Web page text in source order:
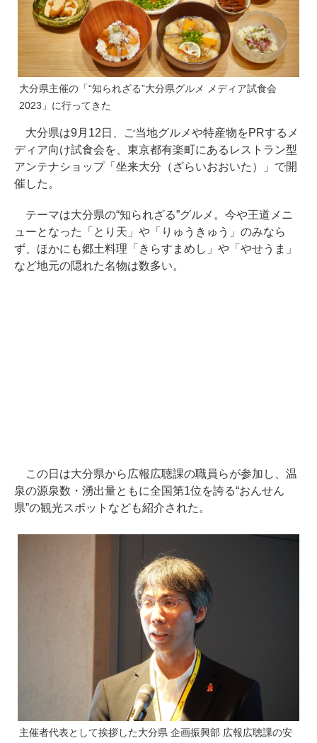
大分県主催の「“知られざる”大分県グルメ メディア試食会
2023」に行ってきた
大分県は9月12日、ご当地グルメや特産物をPRするメ
ディア向け試食会を、東京都有楽町にあるレストラン型
アンテナショップ「坐来大分（ざらいおおいた）」で開
催した。
テーマは大分県の“知られざる”グルメ。今や王道メニ
ューとなった「とり天」や「りゅうきゅう」のみなら
ず、ほかにも郷土料理「きらすまめし」や「やせうま」
など地元の隠れた名物は数多い。
この日は大分県から広報広聴課の職員らが参加し、温
泉の源泉数・湧出量ともに全国第1位を誇る“おんせん
県”の観光スポットなども紹介された。
主催者代表として挨拶した大分県 企画振興部 広報広聴課の安